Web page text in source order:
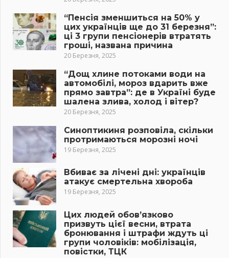
“Пенсія зменшиться на 50% у
цих українців ще до 31 березня”:
ці 3 групи пенсіонерів втратять
гроші, названа причина
20 Березня, 2025
“Дощ хлине потоками води на
автомобілі, мороз вдарить вже
прямо завтра”: де в Україні буде
шалена злива, холод і вітер?
20 Березня, 2025
Синоптикиня розповіла, скільки
протримаються морозні ночі
19 Березня, 2025
Вбиває за лічені дні: українців
атакує смертельна хвороба
19 Березня, 2025
Цих людей обов’язково
призвуть цієї весни, втрата
бронювання і штрафи ждуть ці
групи чоловіків: мобілізація,
повістки, ТЦК